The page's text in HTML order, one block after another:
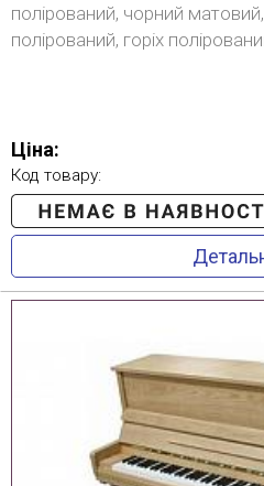
полірований, чорний матовий,
полірований, горіх
Ціна:
Код товару: